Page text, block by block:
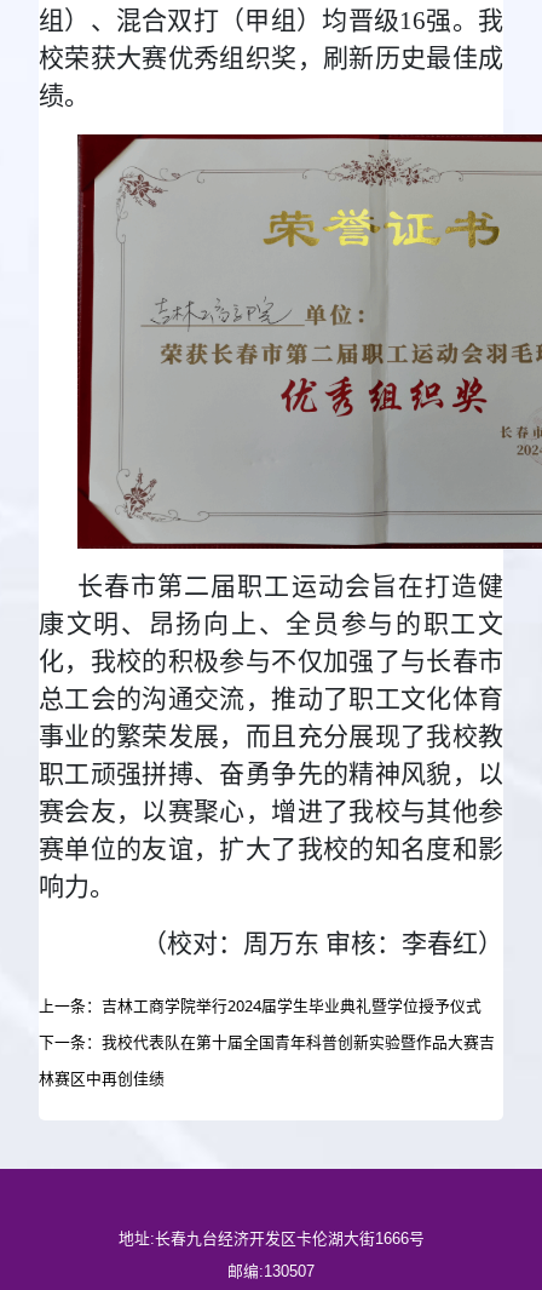
组）、混合双打（甲组）均晋级16强。我
校荣获大赛优秀组织奖，刷新历史最佳成
绩。
长春市第二届职工运动会旨在打造健
康文明、昂扬向上、全员参与的职工文
化，我校的积极参与不仅加强了与长春市
总工会的沟通交流，推动了职工文化体育
事业的繁荣发展，而且充分展现了我校教
职工顽强拼搏、奋勇争先的精神风貌，以
赛会友，以赛聚心，增进了我校与其他参
赛单位的友谊，扩大了我校的知名度和影
响力。
（校对：周万东 审核：李春红）
上一条：吉林工商学院举行2024届学生毕业典礼暨学位授予仪式
下一条：我校代表队在第十届全国青年科普创新实验暨作品大赛吉
林赛区中再创佳绩
地址:长春九台经济开发区卡伦湖大街1666号
邮编:130507